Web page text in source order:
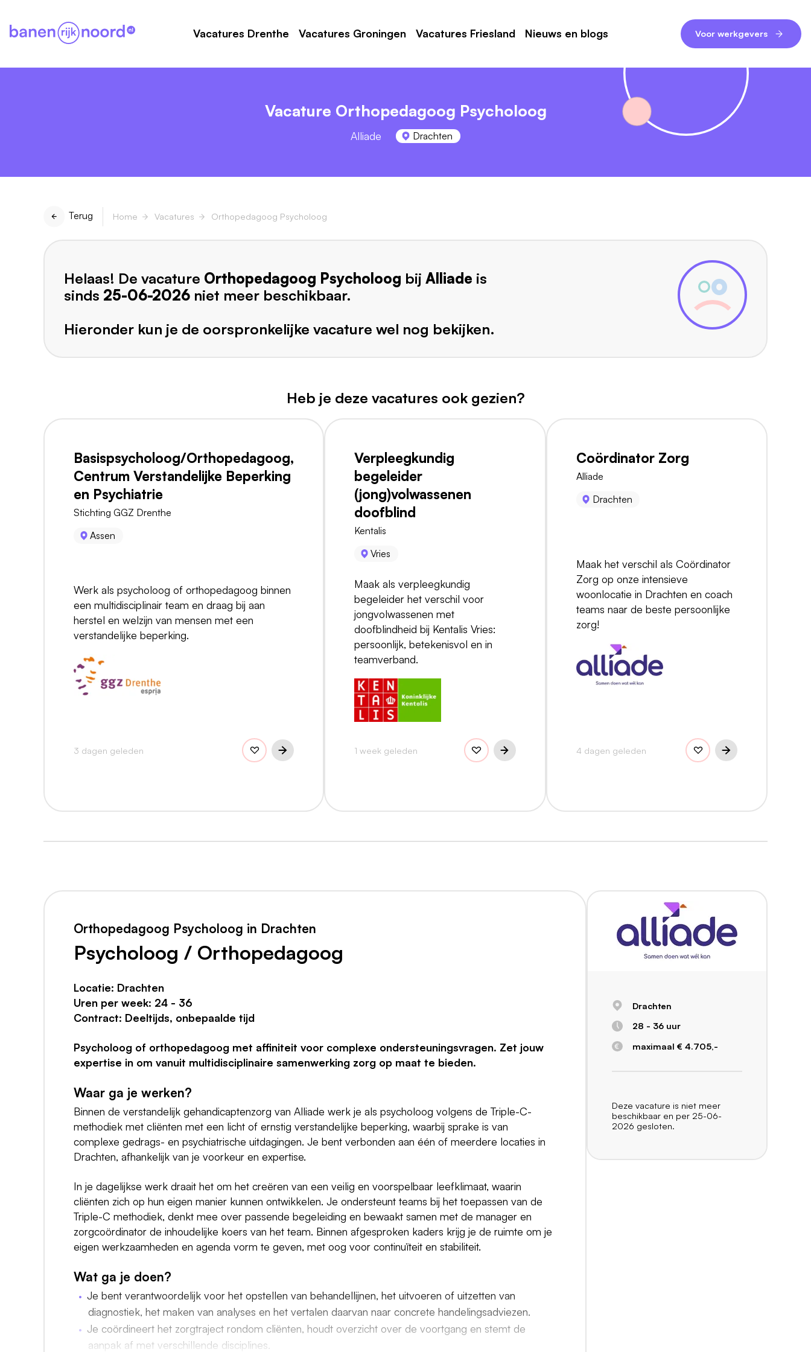
Vacatures Drenthe Vacatures Groningen Vacatures Friesland Nieuws en blogs Voor werkgevers
Vacature Orthopedagoog Psycholoog
Alliade Drachten
Terug Home Vacatures Orthopedagoog Psycholoog
Helaas! De vacature Orthopedagoog Psycholoog bij Alliade is
sinds 25-06-2026 niet meer beschikbaar.
Hieronder kun je de oorspronkelijke vacature wel nog bekijken.
Heb je deze vacatures ook gezien?
Basispsycholoog/Orthopedagoog,
Centrum Verstandelijke Beperking
en Psychiatrie
Stichting GGZ Drenthe
Assen
Werk als psycholoog of orthopedagoog binnen
een multidisciplinair team en draag bij aan
herstel en welzijn van mensen met een
verstandelijke beperking.
3 dagen geleden
Verpleegkundig
begeleider
(jong)volwassenen
doofblind
Kentalis
Vries
Maak als verpleegkundig
begeleider het verschil voor
jongvolwassenen met
doofblindheid bij Kentalis Vries:
persoonlijk, betekenisvol en in
teamverband.
1 week geleden
Coördinator Zorg
Alliade
Drachten
Maak het verschil als Coördinator
Zorg op onze intensieve
woonlocatie in Drachten en coach
teams naar de beste persoonlijke
zorg!
4 dagen geleden
Orthopedagoog Psycholoog in Drachten
Psycholoog / Orthopedagoog
Locatie: Drachten
Uren per week: 24 - 36
Contract: Deeltijds, onbepaalde tijd
Psycholoog of orthopedagoog met affiniteit voor complexe ondersteuningsvragen. Zet jouw
expertise in om vanuit multidisciplinaire samenwerking zorg op maat te bieden.
Waar ga je werken?
Binnen de verstandelijk gehandicaptenzorg van Alliade werk je als psycholoog volgens de Triple-C-
methodiek met cliënten met een licht of ernstig verstandelijke beperking, waarbij sprake is van
complexe gedrags- en psychiatrische uitdagingen. Je bent verbonden aan één of meerdere locaties in
Drachten, afhankelijk van je voorkeur en expertise.
In je dagelijkse werk draait het om het creëren van een veilig en voorspelbaar leefklimaat, waarin
cliënten zich op hun eigen manier kunnen ontwikkelen. Je ondersteunt teams bij het toepassen van de
Triple-C methodiek, denkt mee over passende begeleiding en bewaakt samen met de manager en
zorgcoördinator de inhoudelijke koers van het team. Binnen afgesproken kaders krijg je de ruimte om je
eigen werkzaamheden en agenda vorm te geven, met oog voor continuïteit en stabiliteit.
Wat ga je doen?
Je bent verantwoordelijk voor het opstellen van behandellijnen, het uitvoeren of uitzetten van
diagnostiek, het maken van analyses en het vertalen daarvan naar concrete handelingsadviezen.
Je coördineert het zorgtraject rondom cliënten, houdt overzicht over de voortgang en stemt de
aanpak af met verschillende disciplines.
Drachten
28 - 36 uur
maximaal € 4.705,-
Deze vacature is niet meer
beschikbaar en per 25-06-
2026 gesloten.